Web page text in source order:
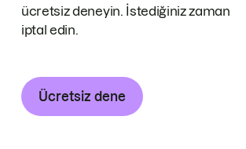
ücretsiz deneyin. İstediğiniz zaman
iptal edin.
Ücretsiz dene